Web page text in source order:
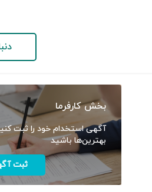
بخش کارفرما
آگهی استخدام خود را ثبت
بهترین‌ها باشید
ثبت